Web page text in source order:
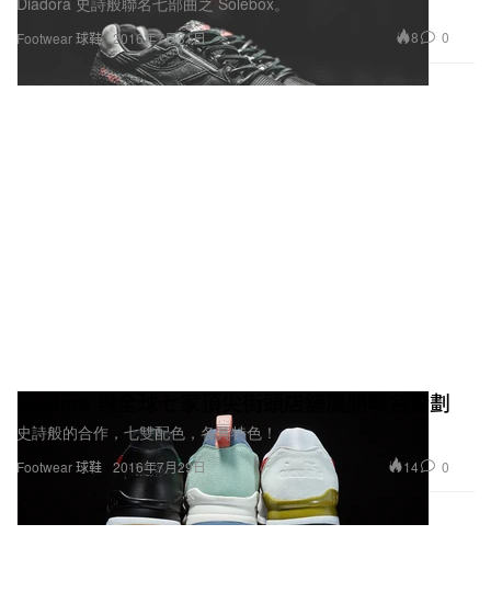
Footwear 球鞋 2016年7月31日 8 0
Footwear 球鞋
Diadora 與全球七家頂尖街頭店舖展開聯名企劃
史詩般的合作，七雙配色，各具特色！
2016年7月29日 14 0